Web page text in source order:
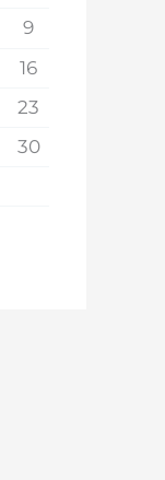
9
16
23
30